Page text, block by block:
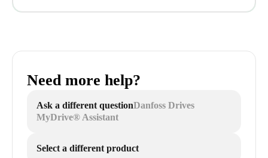
Need more help?
Ask a different questionDanfoss Drives
MyDrive® Assistant
Select a different product